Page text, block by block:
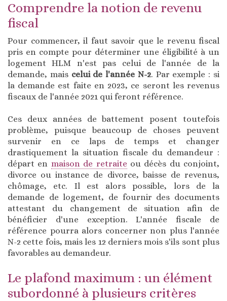
Comprendre la notion de revenu
fiscal
Pour commencer, il faut savoir que le revenu fiscal
pris en compte pour déterminer une éligibilité à un
logement HLM n'est pas celui de l'année de la
demande, mais celui de l'année N-2. Par exemple : si
la demande est faite en 2023, ce seront les revenus
fiscaux de l'année 2021 qui feront référence.
Ces deux années de battement posent toutefois
problème, puisque beaucoup de choses peuvent
survenir en ce laps de temps et changer
drastiquement la situation fiscale du demandeur :
départ en maison de retraite ou décès du conjoint,
divorce ou instance de divorce, baisse de revenus,
chômage, etc. Il est alors possible, lors de la
demande de logement, de fournir des documents
attestant du changement de situation afin de
bénéficier d'une exception. L'année fiscale de
référence pourra alors concerner non plus l'année
N-2 cette fois, mais les 12 derniers mois s'ils sont plus
favorables au demandeur.
Le plafond maximum : un élément
subordonné à plusieurs critères